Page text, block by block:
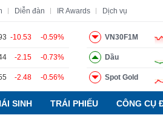
Diễn đàn IR Awards Dịch vụ
-10.53 -0.59%
-2.15 -0.73%
-2.48 -0.56%
VN30F1M
Dầu
Spot Gold
SINH TRÁI PHIẾU CÔNG CỤ
Báo cáo phân tích